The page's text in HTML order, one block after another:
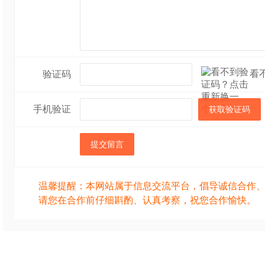
验证码 看
手机验证 获取验证码
提交留言
温馨提醒：本网站属于信息交流平台，倡导诚信合作
请您在合作前仔细斟酌、认真考察，祝您合作愉快。